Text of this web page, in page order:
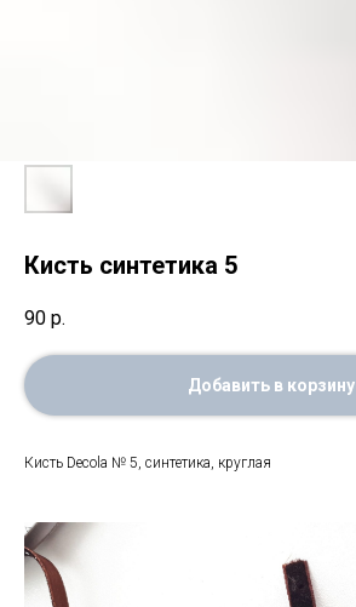
Кисть синтетика 5
90 р.
Добавить в корзину
Кисть Decola № 5, синтетика, круглая